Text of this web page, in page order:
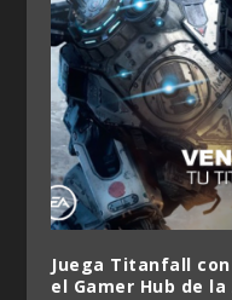
Juega Titanfall
el Gamer Hub de